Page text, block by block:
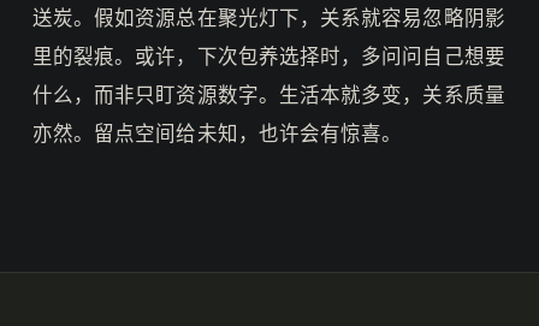
送炭。假如资源总在聚光灯下，关系就容易忽略阴影
里的裂痕。或许，下次包养选择时，多问问自己想要
什么，而非只盯资源数字。生活本就多变，关系质量
亦然。留点空间给未知，也许会有惊喜。